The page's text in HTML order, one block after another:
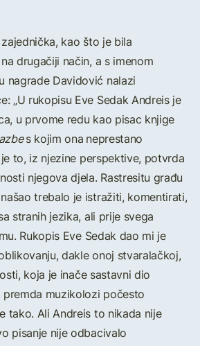
kao što je bila
drugačiji način, a s imenom
nagrade Davidović nalazi
„U rukopisu Eve Sedak Andreis je
u prvome redu kao pisac knjige
s kojim ona neprestano
to, iz njezine perspektive, potvrda
njegova djela. Rastresitu građu
trebalo je istražiti, komentirati,
stranih jezika, ali prije svega
Rukopis Eve Sedak dao mi je
dakle onoj stvaralačkoj,
koja je inače sastavni dio
muzikolozi počesto
tako. Ali Andreis to nikada nije
pisanje nije odbacivalo